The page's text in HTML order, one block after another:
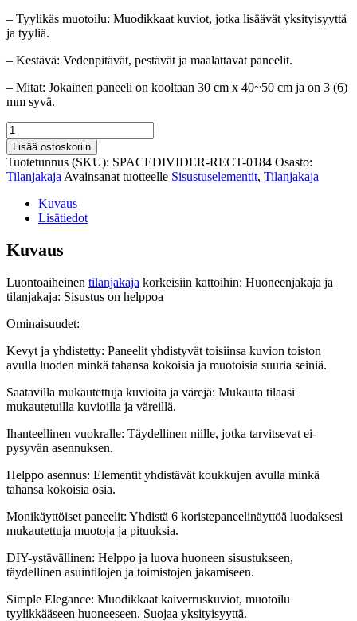
– Tyylikäs muotoilu: Muodikkaat kuviot, jotka lisäävät yksityisyyttä
ja tyyliä.
– Kestävä: Vedenpitävät, pestävät ja maalattavat paneelit.
– Mitat: Jokainen paneeli on kooltaan 30 cm x 40~50 cm ja on 3 (6)
mm syvä.
Luontoaiheinen
tilanjakaja
korkeisiin
kattoihin
määrä
Lisää ostoskoriin
Tuotetunnus (SKU): SPACEDIVIDER-RECT-0184 Osasto:
Tilanjakaja Avainsanat tuotteelle Sisustuselementit, Tilanjakaja
Kuvaus
Lisätiedot
Kuvaus
Luontoaiheinen tilanjakaja korkeisiin kattoihin: Huoneenjakaja ja
tilanjakaja: Sisustus on helppoa
Ominaisuudet:
Kevyt ja yhdistetty: Paneelit yhdistyvät toisiinsa kuvion toiston
avulla luoden minkä tahansa kokoisia ja muotoisia suuria seiniä.
Saatavilla mukautettuja kuvioita ja värejä: Mukauta tilaasi
mukautetuilla kuvioilla ja väreillä.
Ihanteellinen vuokralle: Täydellinen niille, jotka tarvitsevat ei-
pysyvän asennuksen.
Helppo asennus: Elementit yhdistävät koukkujen avulla minkä
tahansa kokoisia osia.
Monikäyttöiset paneelit: Yhdistä 6 koristepaneelinäyttöä luodaksesi
mukautettuja muotoja ja pituuksia.
DIY-ystävällinen: Helppo ja luova huoneen sisustukseen,
täydellinen asuintilojen ja toimistojen jakamiseen.
Simple Elegance: Muodikkaat kaiverruskuviot, muotoilu
tyylikkääseen huoneeseen. Suojaa yksityisyyttä.